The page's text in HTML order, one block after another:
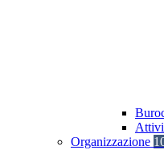
Organizzazione